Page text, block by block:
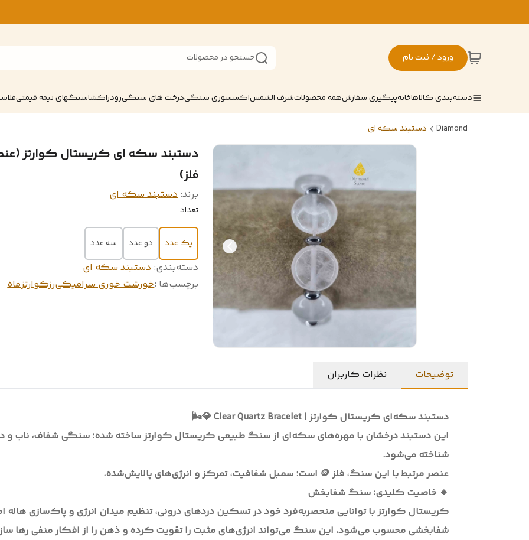
ورود / ثبت نام جستجو در محصولات
دسته‌بندی کالاهاخانهپیگیری سفارشهمه محصولاتشرف الشمساکسسوری سنگیدرخت های سنگیرودراکشاسنگهای نیمه قیمتی
Diamond دستبند سکه ای
دستبند سکه ای کریستال کوارتز
فلز)
برند:دستبند سکه ای
تعداد
یک عدد دو عدد سه عدد
دسته‌بندی:دستبند سکه ای
برچسب‌ها :خورشت خوری سرامیکیرزکوارتزماه
توضیحات نظرات کاربران
دستبند سکه‌ای کریستال کوارتز | Clear Quartz Bracelet 💎🌬️
این دستبند درخشان با مهره‌های سکه‌ای از سنگ طبیعی کریستال کوارتز ساخته شده؛ سنگی شفاف، ناب و
شناخته می‌شود.
عنصر مرتبط با این سنگ، فلز 🪙 است؛ سمبل شفافیت، تمرکز و انرژی‌های پالایش‌شده.
🔸 خاصیت کلیدی: سنگ شفابخش
کریستال کوارتز با توانایی منحصر‌به‌فرد خود در تسکین دردهای درونی، تنظیم میدان انرژی و پاک‌سازی
شفابخشی محسوب می‌شود. این سنگ می‌تواند انرژی‌های مثبت را تقویت کرده و ذهن را از افکار منفی رها